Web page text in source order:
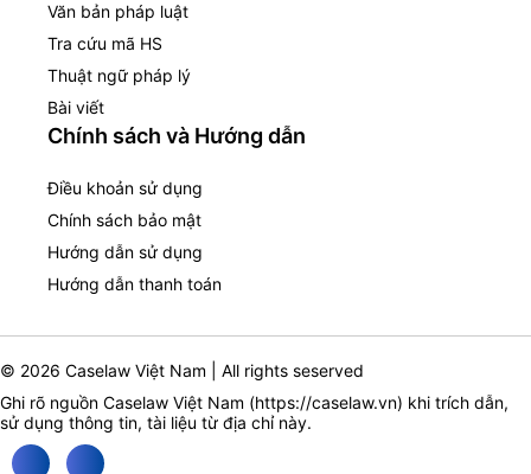
Văn bản pháp luật
Tra cứu mã HS
Thuật ngữ pháp lý
Bài viết
Chính sách và Hướng dẫn
Điều khoản sử dụng
Chính sách bảo mật
Hướng dẫn sử dụng
Hướng dẫn thanh toán
© 2026 Caselaw Việt Nam | All rights seserved
Ghi rõ nguồn Caselaw Việt Nam (https://caselaw.vn) khi trích dẫn,
sử dụng thông tin, tài liệu từ địa chỉ này.